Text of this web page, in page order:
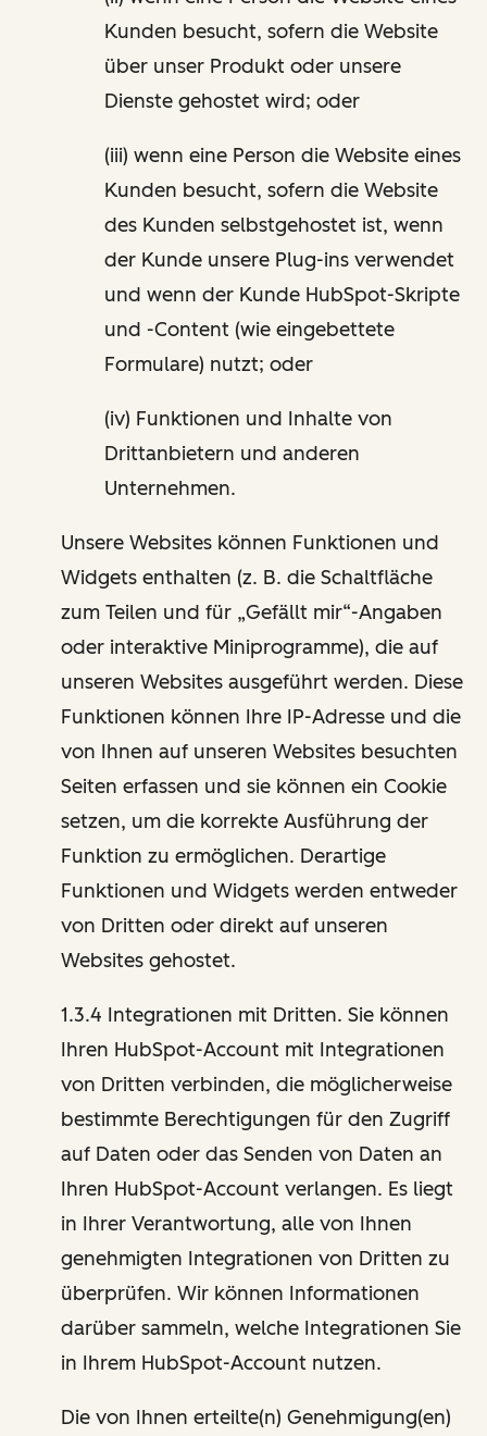
Kunden besucht, sofern die Website
über unser Produkt oder unsere
Dienste gehostet wird; oder
(iii) wenn eine Person die Website eines
Kunden besucht, sofern die Website
des Kunden selbstgehostet ist, wenn
der Kunde unsere Plug-ins verwendet
und wenn der Kunde HubSpot-Skripte
und -Content (wie eingebettete
Formulare) nutzt; oder
(iv) Funktionen und Inhalte von
Drittanbietern und anderen
Unternehmen.
Unsere Websites können Funktionen und
Widgets enthalten (z. B. die Schaltfläche
zum Teilen und für „Gefällt mir“-Angaben
oder interaktive Miniprogramme), die auf
unseren Websites ausgeführt werden. Diese
Funktionen können Ihre IP-Adresse und die
von Ihnen auf unseren Websites besuchten
Seiten erfassen und sie können ein Cookie
setzen, um die korrekte Ausführung der
Funktion zu ermöglichen. Derartige
Funktionen und Widgets werden entweder
von Dritten oder direkt auf unseren
Websites gehostet.
1.3.4 Integrationen mit Dritten. Sie können
Ihren HubSpot-Account mit Integrationen
von Dritten verbinden, die möglicherweise
bestimmte Berechtigungen für den Zugriff
auf Daten oder das Senden von Daten an
Ihren HubSpot-Account verlangen. Es liegt
in Ihrer Verantwortung, alle von Ihnen
genehmigten Integrationen von Dritten zu
überprüfen. Wir können Informationen
darüber sammeln, welche Integrationen Sie
in Ihrem HubSpot-Account nutzen.
Die von Ihnen erteilte(n) Genehmigung(en)